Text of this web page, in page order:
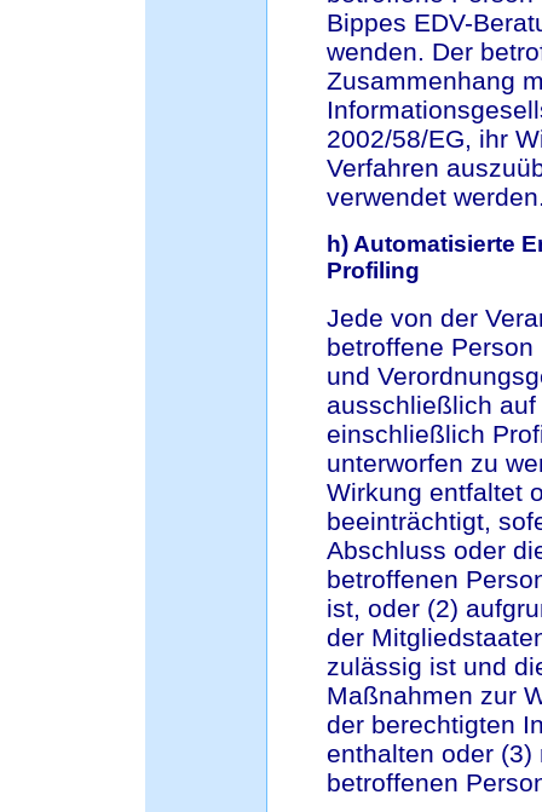
Bippes EDV-
wenden. Der
Zusammenhang
2002/58/EG, ihr
Verfahren
verwendet
h) Automatisierte
Profiling
Jede von der
betroffene
und
ausschließlich
einschließlich
unterworfen zu
Wirkung entfaltet
beeinträchtigt,
Abschluss oder
betroffenen
ist, oder (2)
der
zulässig ist und
Maßnahmen zur
der berechtigten
enthalten oder
betroffenen